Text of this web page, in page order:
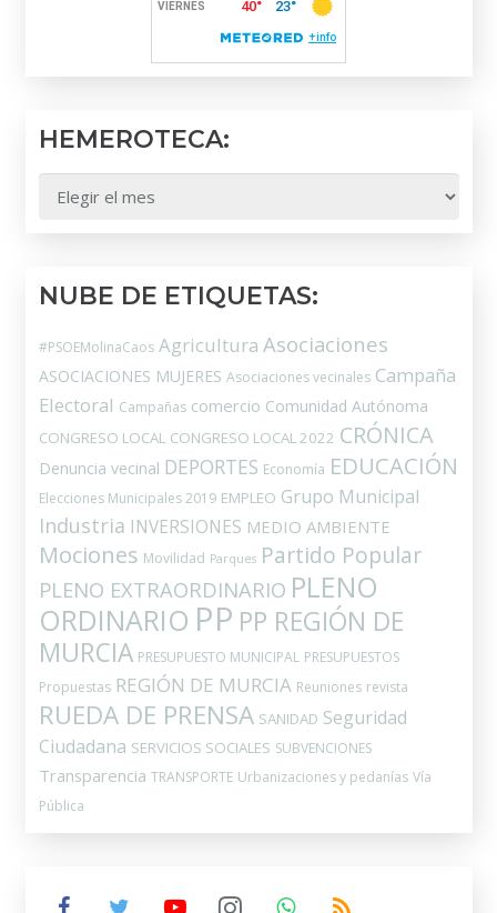
HEMEROTECA:
NUBE DE ETIQUETAS:
#PSOEMolinaCaos Agricultura Asociaciones
ASOCIACIONES MUJERES Asociaciones vecinales Campaña
Electoral Campañas comercio Comunidad Autónoma
CONGRESO LOCAL CONGRESO LOCAL 2022 CRÓNICA
Denuncia vecinal DEPORTES Economía EDUCACIÓN
Elecciones Municipales 2019 EMPLEO Grupo Municipal
Industria INVERSIONES MEDIO AMBIENTE
Mociones Movilidad Parques Partido Popular
PLENO EXTRAORDINARIO PLENO
ORDINARIO PP PP REGIÓN DE
MURCIA PRESUPUESTO MUNICIPAL PRESUPUESTOS
Propuestas REGIÓN DE MURCIA Reuniones revista
RUEDA DE PRENSA SANIDAD Seguridad
Ciudadana SERVICIOS SOCIALES SUBVENCIONES
Transparencia TRANSPORTE Urbanizaciones y pedanías Vía
Pública